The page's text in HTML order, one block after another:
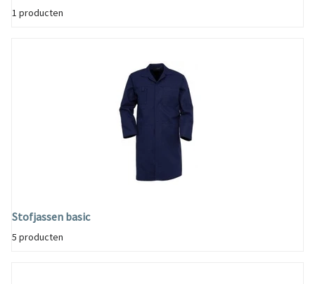
1 producten
Stofjassen basic
5 producten